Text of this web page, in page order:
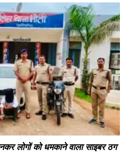
लोगों को धमकाने वाला साइबर ठग